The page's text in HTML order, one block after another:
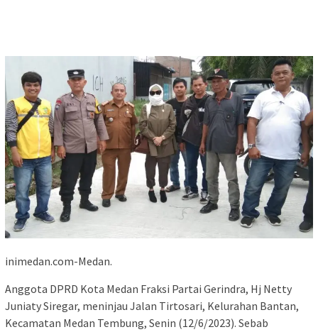
inimedan.com-Medan.
Anggota DPRD Kota Medan Fraksi Partai Gerindra, Hj Netty
Juniaty Siregar, meninjau Jalan Tirtosari, Kelurahan Bantan,
Kecamatan Medan Tembung, Senin (12/6/2023). Sebab